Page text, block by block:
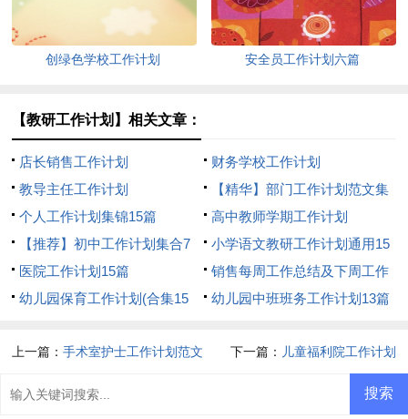
创绿色学校工作计划 安全员工作计划六篇
【教研工作计划】相关文章：
店长销售工作计划
财务学校工作计划
教导主任工作计划
【精华】部门工作计划范文集
合5篇
个人工作计划集锦15篇
高中教师学期工作计划
【推荐】初中工作计划集合7
篇
小学语文教研工作计划通用15
篇
医院工作计划15篇
销售每周工作总结及下周工作
计划
幼儿园保育工作计划(合集15
幼儿园中班班务工作计划13篇
上一篇：手术室护士工作计划范文 下一篇： 儿童福利院工作计划